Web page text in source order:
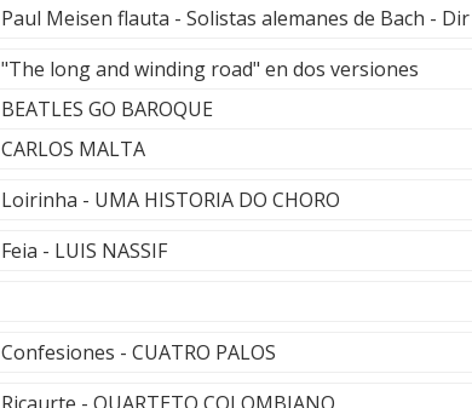
Paul Meisen flauta - Solistas alemanes de Bach -
"The long and winding road" en dos versiones
BEATLES GO BAROQUE
CARLOS MALTA
Loirinha - UMA HISTORIA DO CHORO
Feia - LUIS NASSIF
Confesiones - CUATRO PALOS